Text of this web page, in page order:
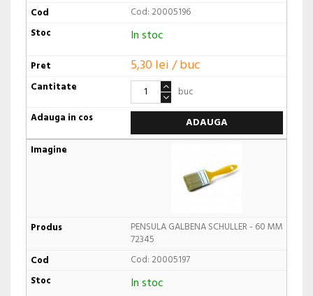
Cod: 20005196
In stoc
5,30 lei / buc
buc
ADAUGA
PENSULA GALBENA SCHULLER - 60 MM
72345
Cod: 20005197
In stoc